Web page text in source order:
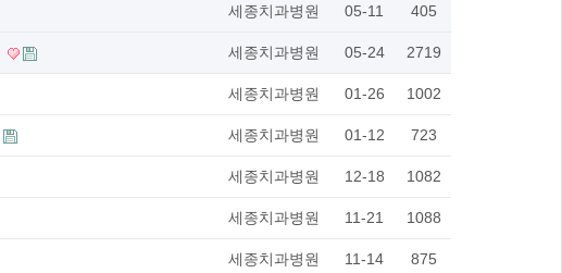
세종치과병원 05-11 405
세종치과병원 05-24 2719
세종치과병원 01-26 1002
세종치과병원 01-12 723
세종치과병원 12-18 1082
세종치과병원 11-21 1088
세종치과병원 11-14 875